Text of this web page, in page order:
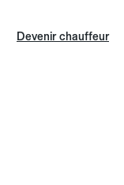
Devenir chauffeur